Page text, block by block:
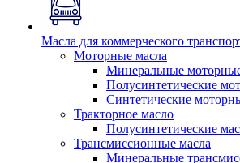
Масла для коммерческого
Моторные масла
Минеральные
Полусинтетические
Синтетические
Тракторное масло
Полусинтетические
Трансмиссионные масла
Минеральные